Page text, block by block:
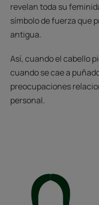
revelan toda su
símbolo de fuerza que
antigua.
Así, cuando el cabello
cuando se cae a
preocupaciones
personal.